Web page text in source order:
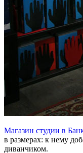
Магазин студии в
в размерах: к нему
диванчиком.